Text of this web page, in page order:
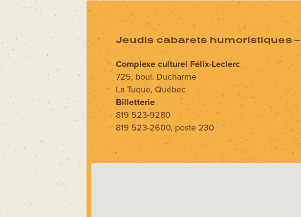
Jeudis cabarets humoristiques
Complexe culturel Félix-Leclerc
725, boul. Ducharme
La Tuque, Québec
Billetterie
819 523-9280
819 523-2600, poste 230